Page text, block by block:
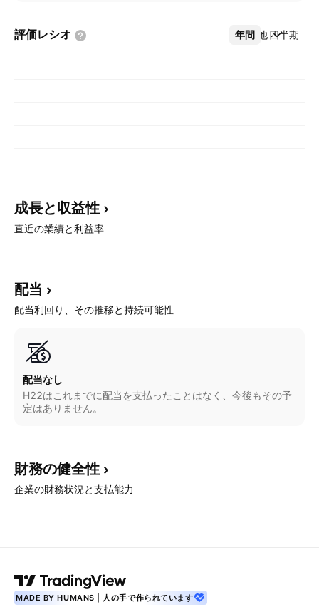
評価レシオ 年間 四半期
その他
成長と収益性
直近の業績と利益率
配当
配当利回り、その推移と持続可能性
配当なし
H22はこれまでに配当を支払ったことはなく、今後もその予
定はありません。
財務の健全性
企業の財務状況と支払能力
MADE BY HUMANS | 人の手で作られています